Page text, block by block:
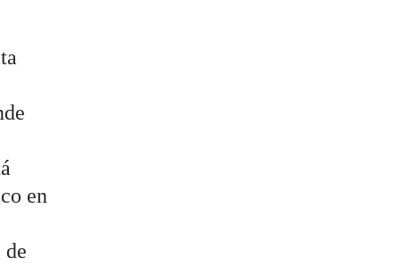
en
de